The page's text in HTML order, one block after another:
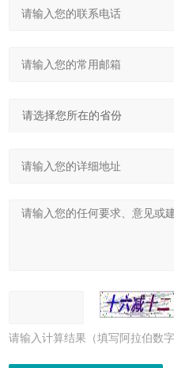
请输入计算结果（填写阿拉伯数